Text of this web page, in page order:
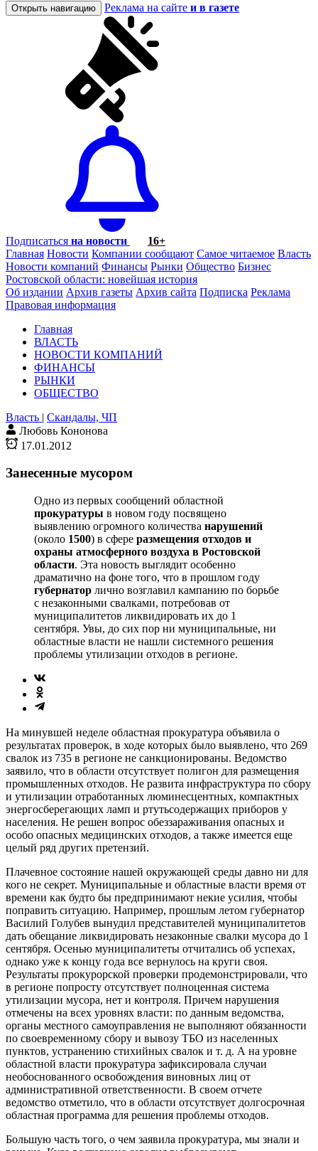
Открыть навигацию Реклама на сайте и в газете
Подписаться на новости
16+
Главная Новости Компании сообщают Самое читаемое Власть
Новости компаний Финансы Рынки Общество Бизнес
Ростовской области: новейшая история
Об издании Архив газеты Архив сайта Подписка Реклама
Правовая информация
Главная
ВЛАСТЬ
НОВОСТИ КОМПАНИЙ
ФИНАНСЫ
РЫНКИ
ОБЩЕСТВО
Власть | Скандалы, ЧП
Любовь Кононова
17.01.2012
Занесенные мусором
Одно из первых сообщений областной
прокуратуры в новом году посвящено
выявлению огромного количества нарушений
(около 1500) в сфере размещения отходов и
охраны атмосферного воздуха в Ростовской
области. Эта новость выглядит особенно
драматично на фоне того, что в прошлом году
губернатор лично возглавил кампанию по борьбе
с незаконными свалками, потребовав от
муниципалитетов ликвидировать их до 1
сентября. Увы, до сих пор ни муниципальные, ни
областные власти не нашли системного решения
проблемы утилизации отходов в регионе.
На минувшей неделе областная прокуратура объявила о
результатах проверок, в ходе которых было выявлено, что 269
свалок из 735 в регионе не санкционированы. Ведомство
заявило, что в области отсутствует полигон для размещения
промышленных отходов. Не развита инфраструктура по сбору
и утилизации отработанных люминесцентных, компактных
энергосберегающих ламп и ртутьсодержащих приборов у
населения. Не решен вопрос обеззараживания опасных и
особо опасных медицинских отходов, а также имеется еще
целый ряд других претензий.
Плачевное состояние нашей окружающей среды давно ни для
кого не секрет. Муниципальные и областные власти время от
времени как будто бы предпринимают некие усилия, чтобы
поправить ситуацию. Например, прошлым летом губернатор
Василий Голубев вынудил представителей муниципалитетов
дать обещание ликвидировать незаконные свалки мусора до 1
сентября. Осенью муниципалитеты отчитались об успехах,
однако уже к концу года все вернулось на круги своя.
Результаты прокурорской проверки продемонстрировали, что
в регионе попросту отсутствует полноценная система
утилизации мусора, нет и контроля. Причем нарушения
отмечены на всех уровнях власти: по данным ведомства,
органы местного самоуправления не выполняют обязанности
по своевременному сбору и вывозу ТБО из населенных
пунктов, устранению стихийных свалок и т. д. А на уровне
областной власти прокуратура зафиксировала случаи
необоснованного освобождения виновных лиц от
административной ответственности. В своем отчете
ведомство отметило, что в области отсутствует долгосрочная
областная программа для решения проблемы отходов.
Большую часть того, о чем заявила прокуратура, мы знали и